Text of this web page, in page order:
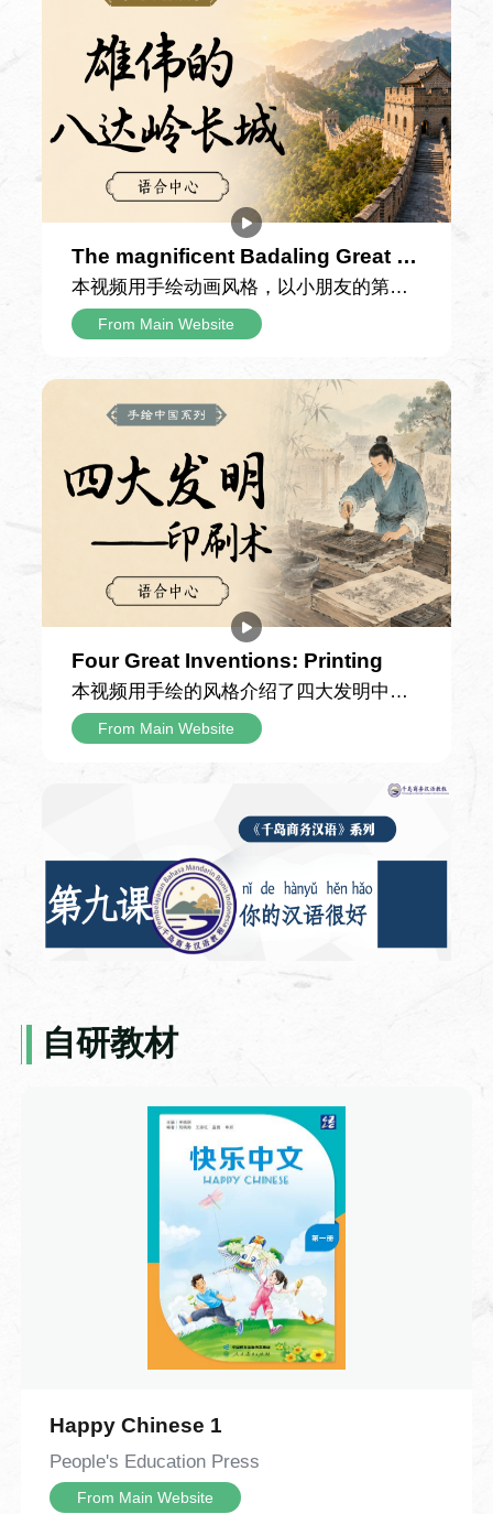
The magnificent Badaling Great W
all
本视频用手绘动画风格，以小朋友的第一
人称日记口吻，记录一家人游览北京八达
长城的雄伟景致与千年故事，带领观众沉
浸式感受这座世界文化遗产的独特魅力。
日记里记录，当天由父亲驾车带全家前往
八达岭长城。抵达山脚下时，小男孩亲眼
见到了课本中描述的长城——它顺着连绵
的山脊铺展延伸，宛如一条雄伟的灰色巨
龙盘踞在青山之间，比他想象中更加壮阔
震撼。攀登途中，父亲向他讲解，长城的
雏形早在两千多年前便已出现，历经漫长
岁月留存至今；城墙每隔一段距离就有一
座高耸的建筑，其中烽火台是古代传递敌
情的信号站，敌楼则供守城士兵驻守屯
兵、存放物资。 游览途中，爷爷还讲了孟
姜女哭长城的古老传说，讲解了条石、城
砖、特制灰浆等修建材料，以及古人纯人
力运送物料的建造历程，并介绍了明长城
的总长规模。听完这些故事，小男孩不再
只将长城看作一道高墙，更读懂了它承载
的历史重量，也真切体会到了“不到长城非
From Main Website
Four Great Inventions: Printing
本视频用手绘的风格介绍了四大发明中的
印刷术，以细腻生动的手绘画面串联起这
拆解中国古代印刷技术从雏形到成熟的演
进之路，解锁藏在典籍与文字背后的古人
智慧。 视频首先回溯了印刷术的早期形态
——唐代的雕版印刷术。作为印刷技术的
重要开端，雕版印刷以整块木板为载体，
工匠将文字与图案反向雕刻于板面之上，
再刷墨覆纸完成印制。这项技术诞生后，
制，彻底打破了手抄书籍效率低下、错漏
频发的局限，让知识传播的速度得到了质
十分明显：每印一种书籍便需雕刻一整套
新版，一旦刻错一字，整块木板便几乎报
废，不仅耗时费料，灵活性也大打折扣。
带着对技术痛点的思考，视频将镜头转向
北宋时期，还原了活字印刷术诞生的趣味
契机。平民工匠毕昇常年从事雕版工作，
一次刻版时不慎刻错一字，耗费多日心血
的版面眼看就要作废，满心无奈之际，他
突然灵光乍现：既然整版雕刻容错率太
排版时按需组合，错字可随时替换，印完
还能拆分重复使用。顺着这个思路，他反
复试验改良，最终用胶泥烧制出单个活
From Main Website
商务汉语-9-你的汉语很好
频第九课。本课围绕语言能力交流展开，
以职场人物对话为载体，学习 “你的汉语很
好” 等核心问句，掌握说汉语、写汉字相关
日常表达。课程重点讲解情态动词“能”，以
及“的”、形容词谓语句的含义与用法。课程
搭配大量例句与互动跟读练习，知识点讲
解通俗易懂，练习形式简单实用。
From Main Website
Idiom-21-Varied cadence or rhyth
m
本视频为中国成语故事系列的第21个视
自研教材
Happy Chinese 1
People's Education Press
From Main Website